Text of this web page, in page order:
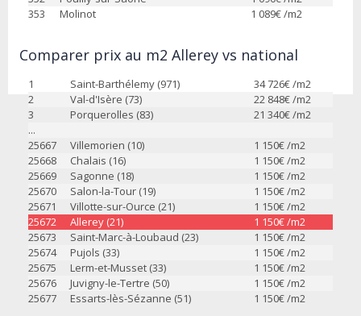
353
Molinot 1 089€ /m2
Comparer prix au m2 Allerey vs national
1 Saint-Barthélemy (971) 34 726€ /m2
2
Val-d'Isère (73) 22 848€ /m2
3
Porquerolles (83) 21 340€ /m2
...
25667
Villemorien (10) 1 150€ /m2
25668
Chalais (16) 1 150€ /m2
25669
Sagonne (18) 1 150€ /m2
25670
Salon-la-Tour (19) 1 150€ /m2
25671
Villotte-sur-Ource (21) 1 150€ /m2
25672
Allerey (21) 1 150€ /m2
25673
Saint-Marc-à-Loubaud (23) 1 150€ /m2
25674
Pujols (33) 1 150€ /m2
25675
Lerm-et-Musset (33) 1 150€ /m2
25676
Juvigny-le-Tertre (50) 1 150€ /m2
25677
Essarts-lès-Sézanne (51) 1 150€ /m2